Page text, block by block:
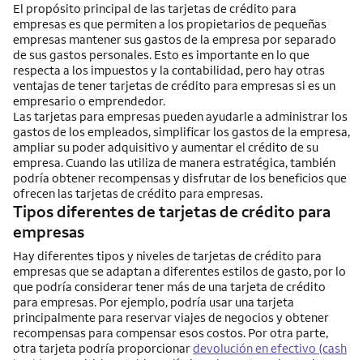
El propósito principal de las tarjetas de crédito para
empresas es que permiten a los propietarios de pequeñas
empresas mantener sus gastos de la empresa por separado
de sus gastos personales. Esto es importante en lo que
respecta a los impuestos y la contabilidad, pero hay otras
ventajas de tener tarjetas de crédito para empresas si es un
empresario o emprendedor.
Las tarjetas para empresas pueden ayudarle a administrar los
gastos de los empleados, simplificar los gastos de la empresa,
ampliar su poder adquisitivo y aumentar el crédito de su
empresa. Cuando las utiliza de manera estratégica, también
podría obtener recompensas y disfrutar de los beneficios que
ofrecen las tarjetas de crédito para empresas.
Tipos diferentes de tarjetas de crédito para
empresas
Hay diferentes tipos y niveles de tarjetas de crédito para
empresas que se adaptan a diferentes estilos de gasto, por lo
que podría considerar tener más de una tarjeta de crédito
para empresas. Por ejemplo, podría usar una tarjeta
principalmente para reservar viajes de negocios y obtener
recompensas para compensar esos costos. Por otra parte,
otra tarjeta podría proporcionardevolución en efectivo (cash